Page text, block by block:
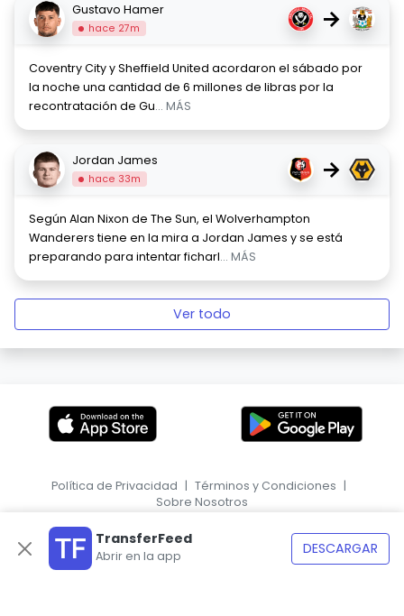
Gustavo Hamer
hace 27m →
Coventry City y Sheffield United acordaron el sábado por
la noche una cantidad de 6 millones de libras por la
recontratación de Gu... MÁS
Jordan James
hace 33m →
Según Alan Nixon de The Sun, el Wolverhampton
Wanderers tiene en la mira a Jordan James y se está
preparando para intentar ficharl... MÁS
Ver todo
TransferFeed
Abrir en la app DESCARGAR
Política de Privacidad | Términos y Condiciones |
Sobre Nosotros